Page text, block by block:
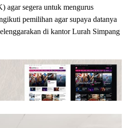
agar segera untuk mengurus
pemilihan agar supaya datanya
di kantor Lurah Simpang